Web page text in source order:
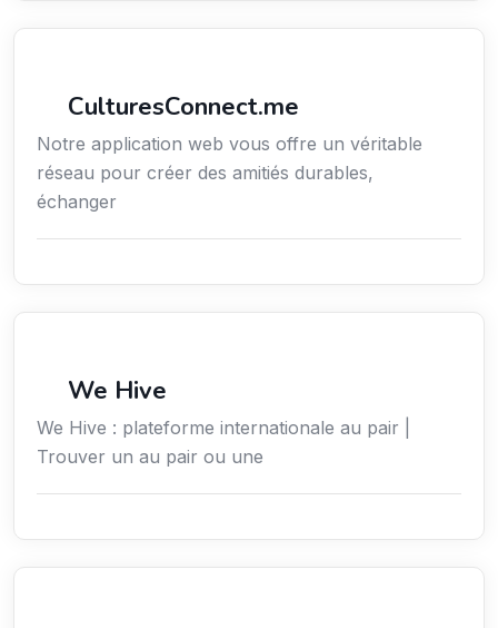
CulturesConnect.me
Notre application web vous offre un véritable
réseau pour créer des amitiés durables,
échanger
We Hive
We Hive : plateforme internationale au pair |
Trouver un au pair ou une